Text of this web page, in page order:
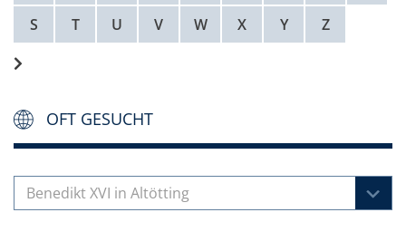
S
T U V W X Y Z
OFT GESUCHT
Benedikt XVI in Altötting